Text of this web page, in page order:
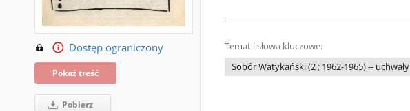
Dostęp ograniczony
Pokaż treść
Pobierz
Temat i słowa kluczowe:
Sobór Watykański (2 ; 1962-1965) -- uchwały